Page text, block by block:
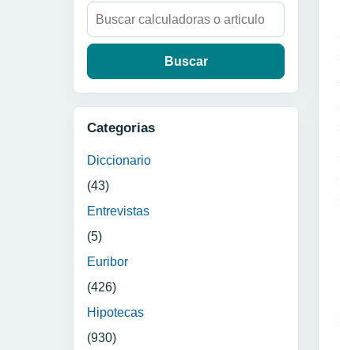
Buscar:
Categorias
Diccionario
(43)
Entrevistas
(5)
Euribor
(426)
Hipotecas
(930)